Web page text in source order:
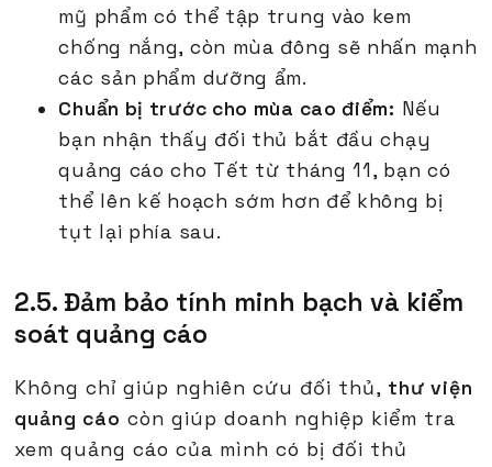
mỹ phẩm có thể tập trung vào kem
chống nắng, còn mùa đông sẽ nhấn mạnh
các sản phẩm dưỡng ẩm.
Chuẩn bị trước cho mùa cao điểm: Nếu
bạn nhận thấy đối thủ bắt đầu chạy
quảng cáo cho Tết từ tháng 11, bạn có
thể lên kế hoạch sớm hơn để không bị
tụt lại phía sau.
2.5. Đảm bảo tính minh bạch và kiểm
soát quảng cáo
Không chỉ giúp nghiên cứu đối thủ, thư viện
quảng cáo còn giúp doanh nghiệp kiểm tra
xem quảng cáo của mình có bị đối thủ